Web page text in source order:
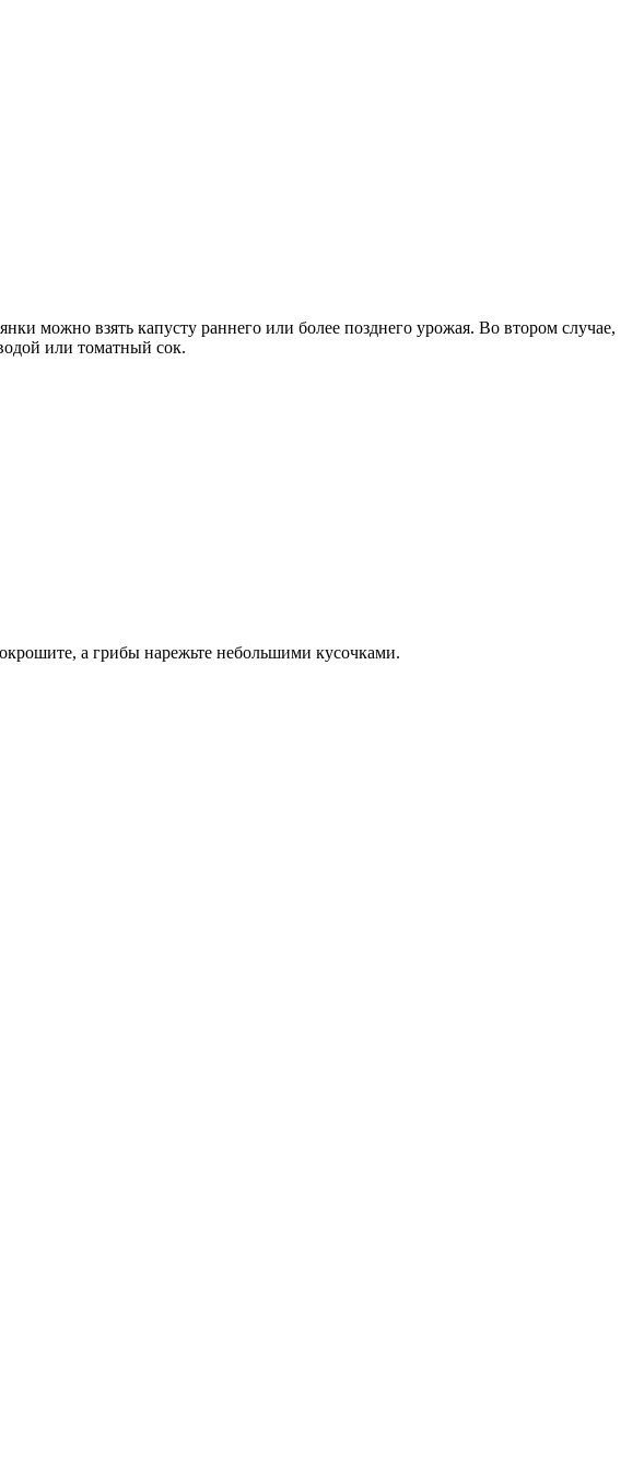
можно взять капусту раннего или более позднего урожая. Во втором случае,
или томатный сок.
а грибы нарежьте небольшими кусочками.